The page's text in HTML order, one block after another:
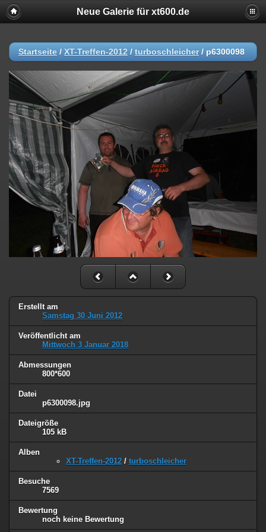
Neue Galerie für xt600.de
Startseite / XT-Treffen-2012 / turboschleicher/ p6300098
Erstellt am
Samstag 30 Juni 2012
Veröffentlicht am
Mittwoch 3 Januar 2018
Abmessungen
800*600
Datei
p6300098.jpg
Dateigröße
105 kB
Alben
XT-Treffen-2012 / turboschleicher
Besuche
7569
Bewertung
noch keine Bewertung